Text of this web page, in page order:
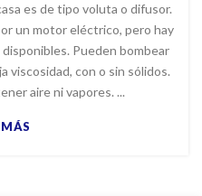
es de tipo voluta o difusor.
un motor eléctrico, pero hay
Pueden bombear
viscosidad, con o sin sólidos.
aire ni vapores. ...
MÁS